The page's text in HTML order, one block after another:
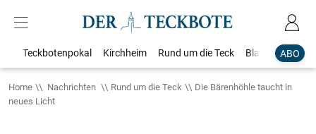
ABO
Teckbotenpokal Kirchheim Rund um die Teck Blaulicht
Home Nachrichten Rund um die Teck
Die Bärenhöhle taucht in
neues Licht